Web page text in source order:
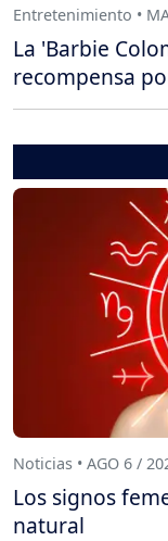
Entretenimiento •
La 'Barbie
recompensa
Noticias • AGO 6 /
Los signos
natural